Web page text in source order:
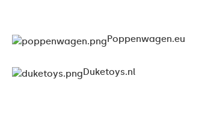
Poppenwagen.eu
Duketoys.nl